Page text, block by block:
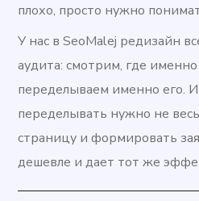
плохо, просто нужно
У нас в SeoMalej редизайн
аудита: смотрим, где
переделываем именно его.
переделывать нужно не
страницу и формировать
дешевле и дает тот же